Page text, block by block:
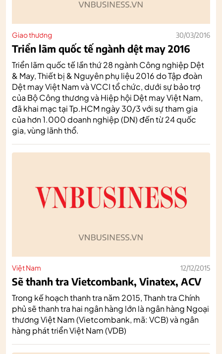
Giao thương 30/03/2016
Triển lãm quốc tế ngành dệt may 2016
Triển lãm quốc tế lần thứ 28 ngành Công nghiệp Dệt
& May, Thiết bị & Nguyên phụ liệu 2016 do Tập đoàn
Dệt may Việt Nam và VCCI tổ chức, dưới sự bảo trợ
của Bộ Công thương và Hiệp hội Dệt may Việt Nam,
đã khai mạc tại Tp.HCM ngày 30/3 với sự tham gia
của hơn 1.000 doanh nghiệp (DN) đến từ 24 quốc
gia, vùng lãnh thổ.
Việt Nam 12/12/2015
Sẽ thanh tra Vietcombank, Vinatex, ACV
Trong kế hoạch thanh tra năm 2015, Thanh tra Chính
phủ sẽ thanh tra hai ngân hàng lớn là ngân hàng Ngoại
thương Việt Nam (Vietcombank, mã: VCB) và ngân
hàng phát triển Việt Nam (VDB)